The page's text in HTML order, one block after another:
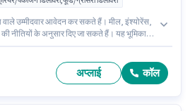
वाले उम्मीदवार आवेदन कर सकते हैं। मील, इंश्योरेंस,
नीतियों के अनुसार दिए जा सकते हैं। यह भूमिका
वेतन ₹53000 रहेगा।अप्लाई कॉल